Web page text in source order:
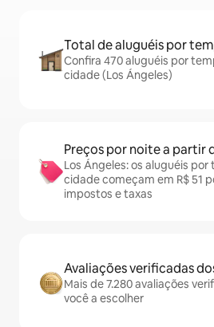
Total de aluguéis por
Confira 470 aluguéis por
cidade (Los Ángeles)
Preços por noite a partir
Los Ángeles: os aluguéis
cidade começam em R$ 51
impostos e taxas
Avaliações verificadas
Mais de 7.280 avaliações
você a escolher